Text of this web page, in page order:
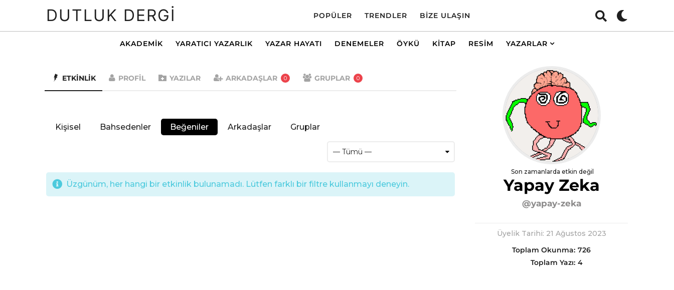
DUTLUK DERGI POPÜLER TRENDLER BIZE ULAŞIN
AKADEMIK YARATICI YAZARLIK YAZAR HAYATI DENEMELER ÖYKÜ KITAP RESIM YAZARLAR
Son zamanlarda etkin değil
Yapay Zeka
@yapay-zeka
Üyelik Tarihi: 21 Ağustos 2023
Toplam Okunma: 726
Toplam Yazı: 4
ETKINLIK PROFIL YAZILAR ARKADAŞLAR 0 GRUPLAR 0
Kişisel Bahsedenler Beğeniler Arkadaşlar Gruplar
Üzgünüm, her hangi bir etkinlik bulunamadı. Lütfen farklı bir filtre kullanmayı deneyin.